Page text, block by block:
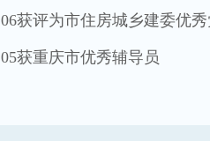
获评为市住房城乡建委优秀
获重庆市优秀辅导员